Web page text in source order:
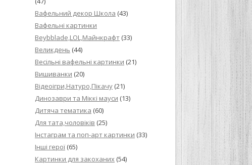
Вафельний декор Школа (43)
Вафельні картинки
Beybblade,LOL,Майнкрафт (33)
Великдень (44)
Весільні вафельні картинки (21)
Вишиванки (20)
Відеоігри,Натуро,Пікачу (21)
Динозаври та Міккі мауси (13)
Дитяча тематика (60)
Для тата,чоловіків (25)
Інстаграм та поп-арт картинки (33)
Інші герої (65)
Картинки для закоханих (54)